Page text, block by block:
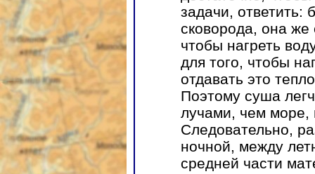
задачи, ответить:
сковорода, она
чтобы нагреть
для того, чтобы
отдавать это
Поэтому суша
лучами, чем море,
Следовательно,
ночной, между
средней части